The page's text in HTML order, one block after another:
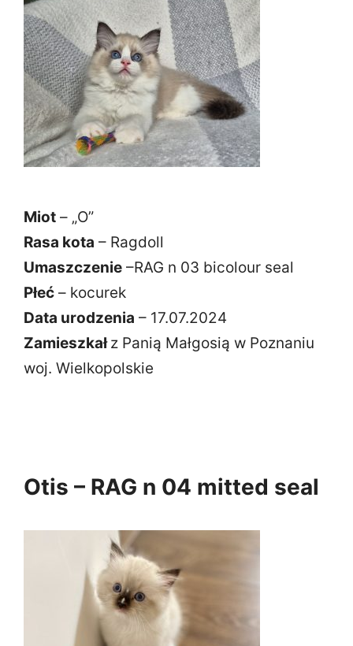
Miot – „O”
Rasa kota – Ragdoll
Umaszczenie –RAG n 03 bicolour seal
Płeć – kocurek
Data urodzenia – 17.07.2024
Zamieszkałz Panią Małgosią w Poznaniu
woj. Wielkopolskie
Otis – RAG n 04 mitted seal